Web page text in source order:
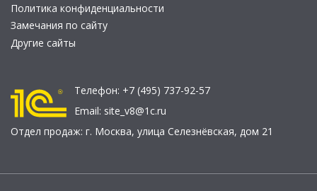
Политика конфиденциальности
Замечания по сайту
Другие сайты
Телефон: +7 (495) 737-92-57
Email: site_v8@1c.ru
Отдел продаж: г. Москва, улица Селезнёвская, дом 21